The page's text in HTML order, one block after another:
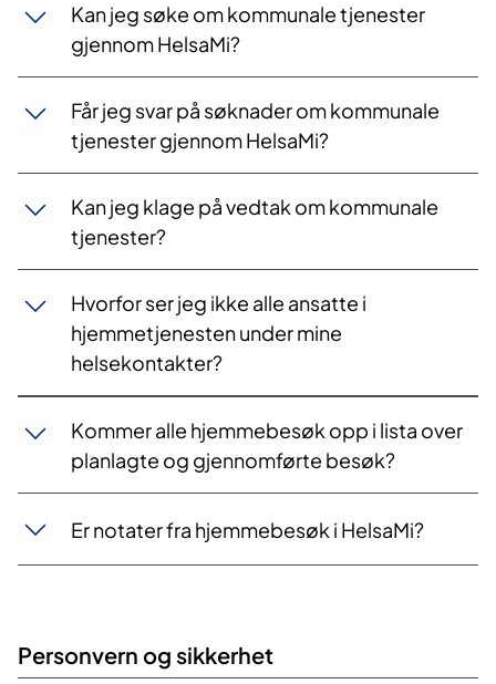
Kan jeg søke om kommunale tjenester
gjennom HelsaMi?
Får jeg svar på søknader om kommunale
tjenester gjennom HelsaMi?
Kan jeg klage på vedtak om kommunale
tjenester?
Hvorfor ser jeg ikke alle ansatte i
hjemmetjenesten under mine
helsekontakter?
Kommer alle hjemmebesøk opp i lista over
planlagte og gjennomførte besøk?
Er notater fra hjemmebesøk i HelsaMi?
Personvern og sikkerhet​